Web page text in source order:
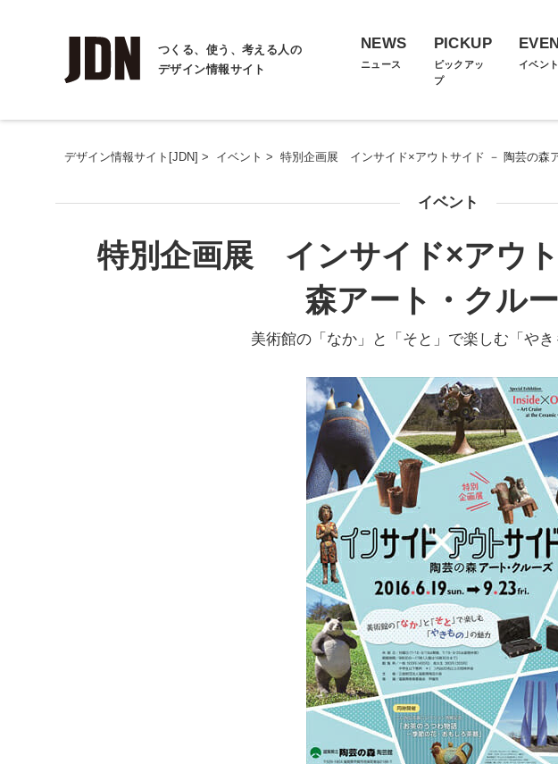
つくる、使う、考える人の
デザイン情報サイト
NEWS
ニュース
PICKUP
ピックアッ
プ
イベント
デザイン情報サイト[JDN] > イベント > 特別企画展 インサイド×アウトサイド － 陶芸の森
イベント
特別企画展 インサイド×アウ
森アート・クル
美術館の「なか」と「そと」で楽しむ「や